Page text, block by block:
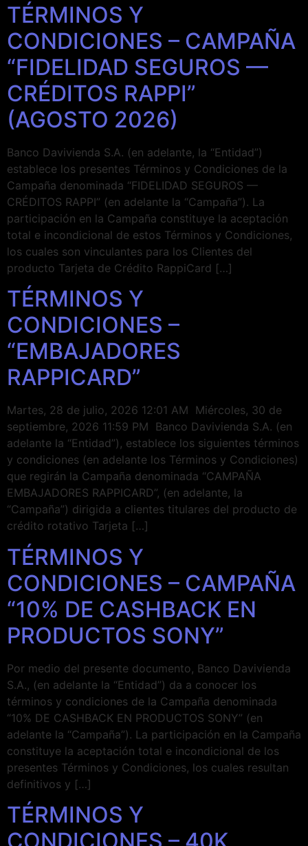
TÉRMINOS Y
CONDICIONES – CAMPAÑA
“FIDELIDAD SEGUROS —
CRÉDITOS RAPPI”
(AGOSTO 2026)
Banco Davivienda S.A. (en adelante, la “Entidad”)
establece los presentes Términos y Condiciones de la
Campaña denominada “FIDELIDAD SEGUROS —
CRÉDITOS RAPPI” (en adelante la “Campaña”). La
participación en la Campaña constituye la aceptación
total e incondicional de estos Términos y Condiciones,
los cuales son vinculantes para los Clientes del
producto Tarjeta de Crédito RappiCard […]
TÉRMINOS Y
CONDICIONES –
“EMBAJADORES
RAPPICARD”
Martes, 28 de julio, 2026 12:01 AM Miércoles, 30 de
septiembre, 2026 11:59 PM Banco Davivienda S.A. (en
adelante la “Entidad”), establece los siguientes términos
y condiciones (en adelante los Términos y Condiciones)
que regirán la Campaña denominada “CAMPAÑA
EMBAJADORES RAPPICARD”, (en adelante, la
“Campaña”) dirigida a clientes titulares del producto de
crédito rotativo Tarjeta […]
TÉRMINOS Y
CONDICIONES – CAMPAÑA
“10% DE CASHBACK EN
PRODUCTOS SONY”
Por medio del presente documento, Banco Davivienda
S.A., (en adelante la “Entidad”) da a conocer los
términos y condiciones de la Campaña denominada
“10% DE CASHBACK EN PRODUCTOS SONY” (en
adelante la “Campaña”). La participación en la Campaña
constituye la aceptación total e incondicional de los
presentes Términos y Condiciones, los cuales resultan
definitivos y […]
TÉRMINOS Y